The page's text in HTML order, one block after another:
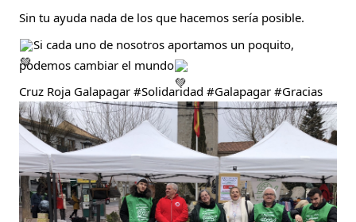
Sin tu ayuda nada de los que hacemos sería posible.
Si cada uno de nosotros aportamos un poquito,
podemos cambiar el mundo
Cruz Roja Galapagar #Solidaridad #Galapagar #Gracias